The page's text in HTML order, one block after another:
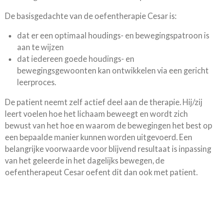
De basisgedachte van de oefentherapie Cesar is:
dat er een optimaal houdings- en bewegingspatroon is
aan te wijzen
dat iedereen goede houdings- en
bewegingsgewoonten kan ontwikkelen via een gericht
leerproces.
De patient neemt zelf actief deel aan de therapie. Hij/zij
leert voelen hoe het lichaam beweegt en wordt zich
bewust van het hoe en waarom de bewegingen het best op
een bepaalde manier kunnen worden uitgevoerd. Een
belangrijke voorwaarde voor blijvend resultaat is inpassing
van het geleerde in het dagelijks bewegen, de
oefentherapeut Cesar oefent dit dan ook met patient.